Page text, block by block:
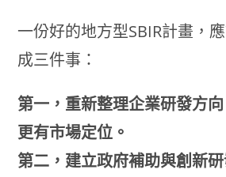
一份好的地方型SBIR計畫，
成三件事：
第一，重新整理企業研發方
更有市場定位。
第二，建立政府補助與創新